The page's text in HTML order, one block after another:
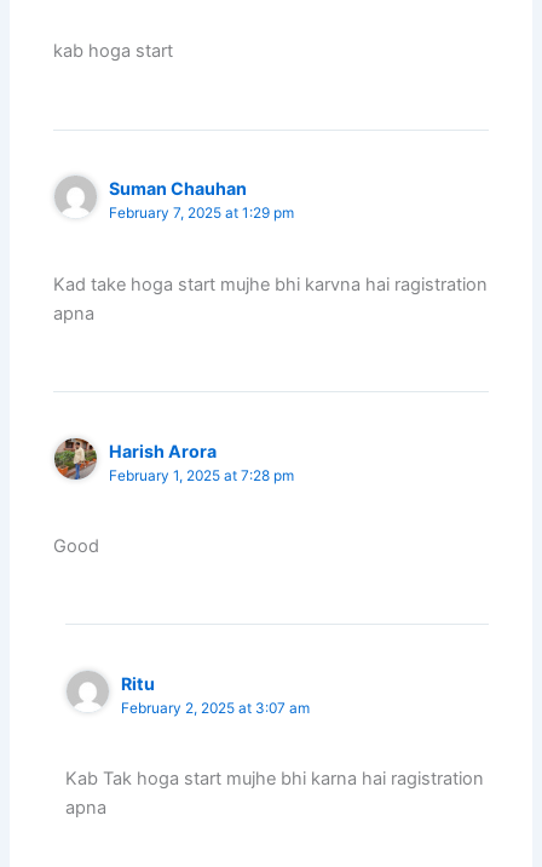
kab hoga start
Suman Chauhan
February 7, 2025 at 1:29 pm
Kad take hoga start mujhe bhi karvna hai ragistration
apna
Harish Arora
February 1, 2025 at 7:28 pm
Good
Ritu
February 2, 2025 at 3:07 am
Kab Tak hoga start mujhe bhi karna hai ragistration
apna